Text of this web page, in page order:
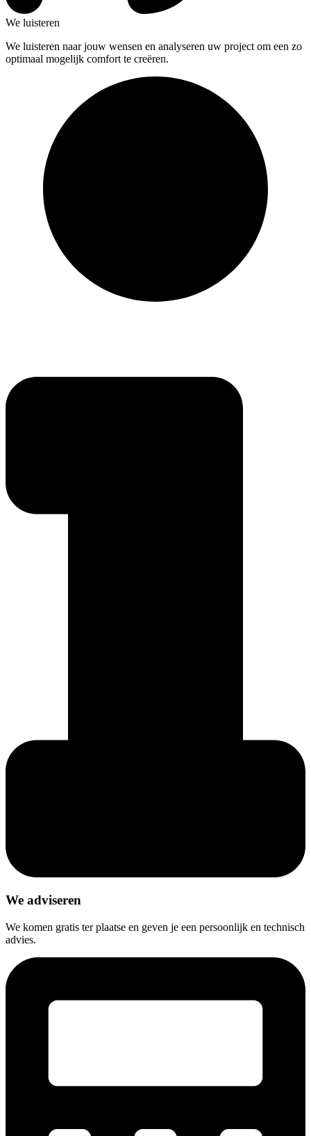
We luisteren
We luisteren naar jouw wensen en analyseren uw project om een zo
optimaal mogelijk comfort te creëren.
We adviseren
We komen gratis ter plaatse en geven je een persoonlijk en technisch
advies.